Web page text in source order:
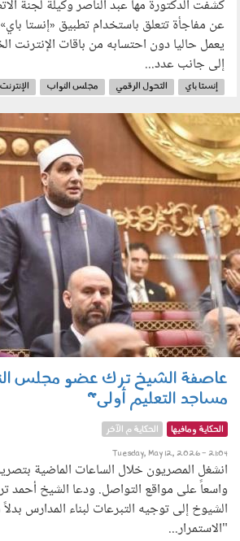
كشفت الدكتورة مها عبد الناصر وكيلة لجنة
عن مفاجأة تتعلق باستخدام تطبيق «إنستا
يعمل حاليا دون احتسابه من باقات الإنترنت
إلى جانب عدد...
إنستا باي التحول الرقمي مجلس النواب الإنترنت
120503.jpg
عاصفة الشيخ ترك عضو مجلس
مساجد التعليم أولى"
الحكاية ومافيها الحكاية م الآخر
Tuesday, May 12, 2026 - 21:04
انشغل المصريون خلال الساعات الماضية
واسعاً على مواقع التواصل. ودعا الشيخ
الشيوخ إلى توجيه التبرعات لبناء المدارس
"الاستمرار...